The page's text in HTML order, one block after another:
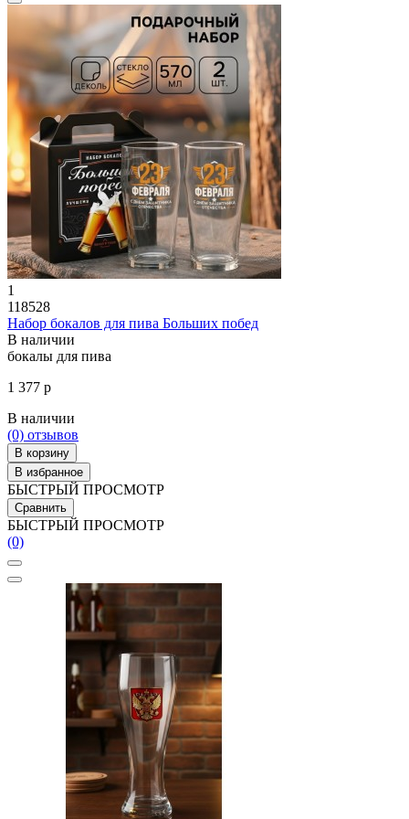
1
118528
Набор бокалов для пива Больших побед
В наличии
бокалы для пива
1 377 р
В наличии
(0) отзывов
В корзину
В избранное
БЫСТРЫЙ ПРОСМОТР
Сравнить
БЫСТРЫЙ ПРОСМОТР
(0)